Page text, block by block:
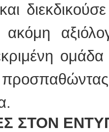
ομάδα
ΣΤΟΝ